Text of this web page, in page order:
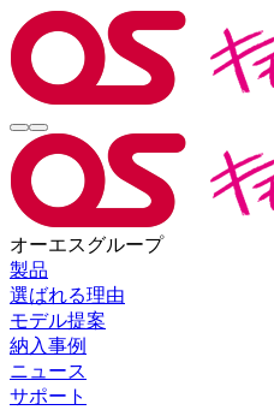
オーエスグループ
製品
選ばれる理由
モデル提案
納入事例
ニュース
サポート